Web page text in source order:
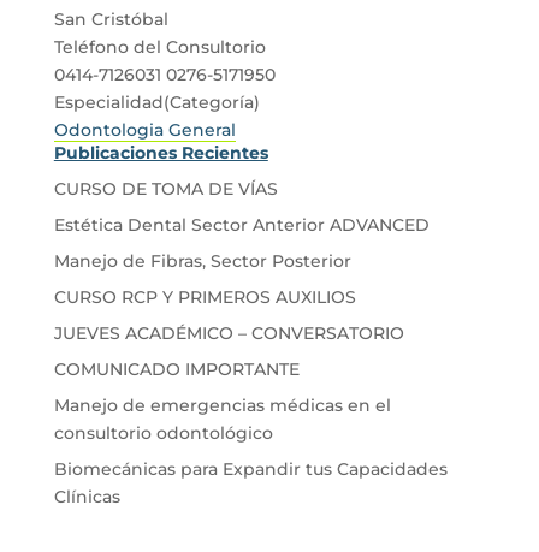
San Cristóbal
Teléfono del Consultorio
0414-7126031 0276-5171950
Especialidad(Categoría)
Odontologia General
Publicaciones Recientes
CURSO DE TOMA DE VÍAS
Estética Dental Sector Anterior ADVANCED
Manejo de Fibras, Sector Posterior
CURSO RCP Y PRIMEROS AUXILIOS
JUEVES ACADÉMICO – CONVERSATORIO
COMUNICADO IMPORTANTE
Manejo de emergencias médicas en el
consultorio odontológico
Biomecánicas para Expandir tus Capacidades
Clínicas